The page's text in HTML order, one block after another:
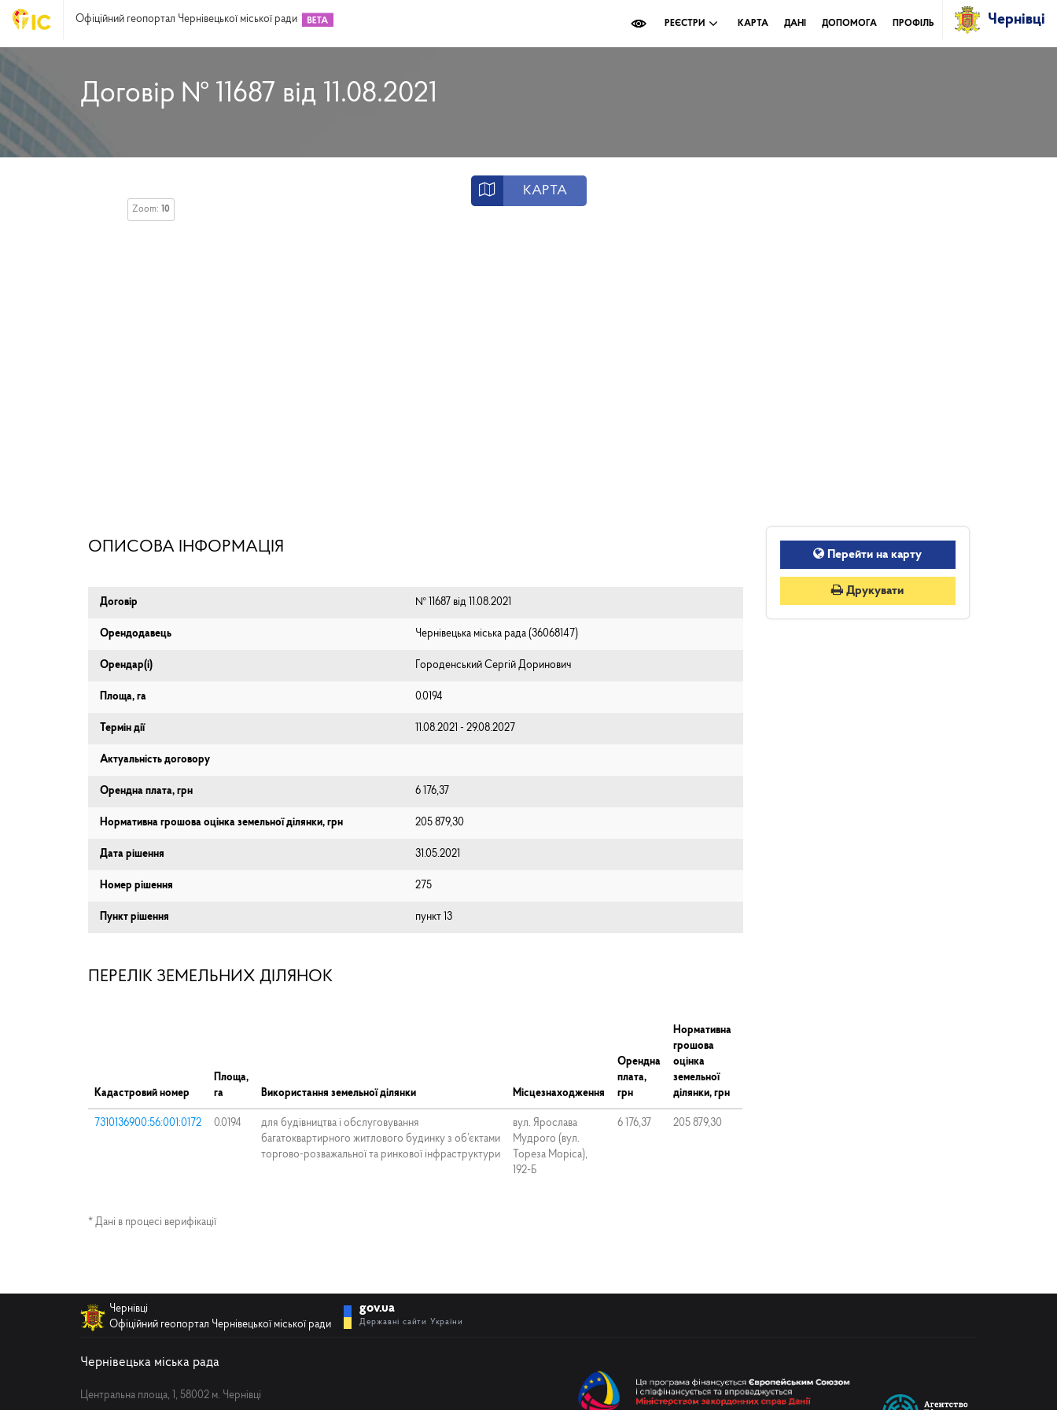
Офіційний геопортал Чернівецької міської ради РЕЄСТРИ КАРТА ДАНІ ДОПОМОГА ПРОФІЛЬ Чернівці
Договір № 11687 від 11.08.2021
КАРТА
Zoom: 10
ОПИСОВА ІНФОРМАЦІЯ
Договір № 11687 від 11.08.2021
Орендодавець Чернівецька міська рада (⁨36068147⁩)
Орендар(і) Городенський Сергій Доринович
Площа, га 0.0194
Термін дії 11.08.2021 - 29.08.2027
Актуальність договору
Орендна плата, грн 6 176,37
Нормативна грошова оцінка земельної ділянки, грн 205 879,30
Дата рішення 31.05.2021
Номер рішення 275
Пункт рішення пункт 13
Перейти на карту
Друкувати
ПЕРЕЛІК ЗЕМЕЛЬНИХ ДІЛЯНОК
Кадастровий номер
Площа,
га
Використання земельної ділянки Місцезнаходження
Орендна
плата,
грн
Нормативна
грошова
оцінка
земельної
ділянки, грн
7310136900:56:001:0172 0.0194
для будівництва і обслуговування
багатоквартирного житлового будинку з об’єктами
торгово-розважальної та ринкової інфраструктури
вул. Ярослава
Мудрого (вул.
Тореза Моріса),
192-Б
6 176,37 205 879,30
* Дані в процесі верифікації
Чернівці
Офіційний геопортал Чернівецької міської ради
gov.ua
Державні сайти України
Чернівецька міська рада
Центральна площа, 1, 58002 м. Чернівці